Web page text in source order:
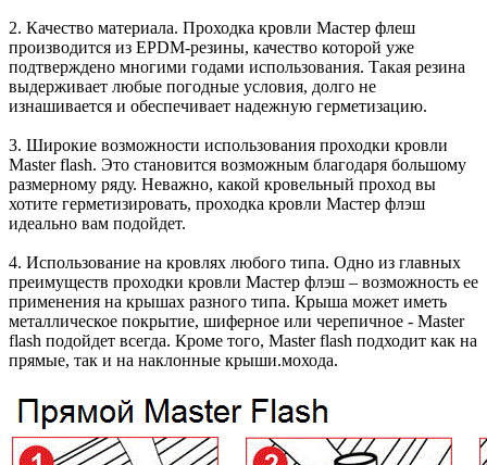
2. Качество материала. Проходка кровли Мастер флеш
производится из EPDM-резины, качество которой уже
подтверждено многими годами использования. Такая резина
выдерживает любые погодные условия, долго не
изнашивается и обеспечивает надежную герметизацию.
3. Широкие возможности использования проходки кровли
Master flash. Это становится возможным благодаря большому
размерному ряду. Неважно, какой кровельный проход вы
хотите герметизировать, проходка кровли Мастер флэш
идеально вам подойдет.
4. Использование на кровлях любого типа. Одно из главных
преимуществ проходки кровли Мастер флэш – возможность ее
применения на крышах разного типа. Крыша может иметь
металлическое покрытие, шиферное или черепичное - Master
flash подойдет всегда. Кроме того, Master flash подходит как на
прямые, так и на наклонные крыши.мохода.